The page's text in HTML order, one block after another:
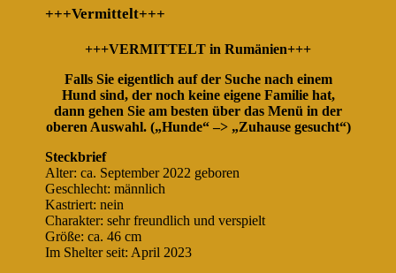
+++Vermittelt+++
+++VERMITTELT in Rumänien+++
Falls Sie eigentlich auf der Suche nach einem
Hund sind, der noch keine eigene Familie hat,
dann gehen Sie am besten über das Menü in der
oberen Auswahl. („Hunde“ –> „Zuhause gesucht“)
Steckbrief
Alter: ca. September 2022 geboren
Geschlecht: männlich
Kastriert: nein
Charakter: sehr freundlich und verspielt
Größe: ca. 46 cm
Im Shelter seit: April 2023